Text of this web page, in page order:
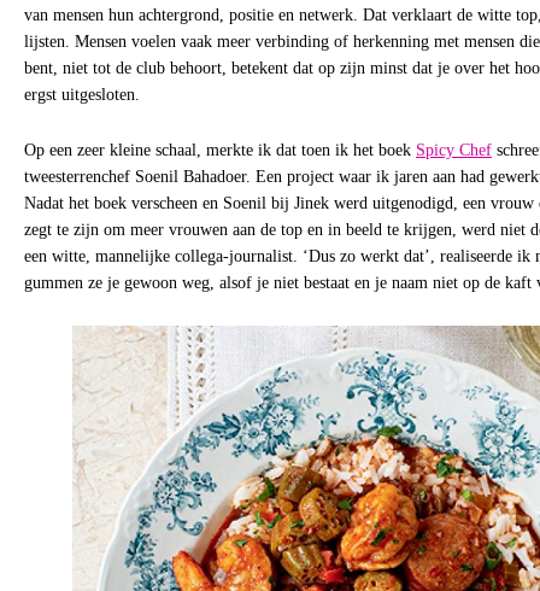
van mensen hun achtergrond, positie en netwerk. Dat verklaart de witte
lijsten. Mensen voelen vaak meer verbinding of herkenning met mensen
bent, niet tot de club behoort, betekent dat op zijn minst dat je over het
ergst uitgesloten.
Op een zeer kleine schaal, merkte ik dat toen ik het boek Spicy Chef
tweesterrenchef Soenil Bahadoer. Een project waar ik jaren aan had
Nadat het boek verscheen en Soenil bij Jinek werd uitgenodigd, een
zegt te zijn om meer vrouwen aan de top en in beeld te krijgen, werd niet
een witte, mannelijke collega-journalist. ‘Dus zo werkt dat’, realiseerde ik
gummen ze je gewoon weg, alsof je niet bestaat en je naam niet op de kaft